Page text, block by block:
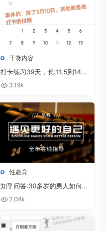
干货内容
打卡练习39天，长:11.5到14，
粗:从11到12，练习+泵+滋阳
3.19k
性教育
知乎问答:30多岁的男人如何保
养自己的性能力？
2.08k